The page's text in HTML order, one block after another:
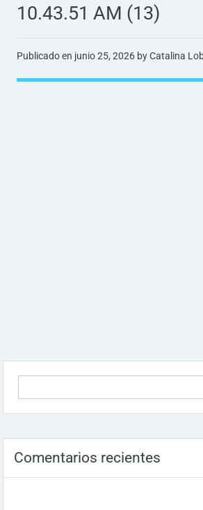
10.43.51 AM (13)
Publicado en junio 25, 2026 by Catalina
Comentarios recientes